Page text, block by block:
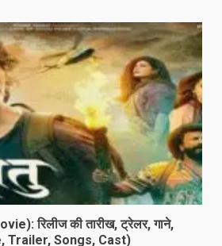
रिलीज की तारीख, ट्रेलर, गाने,
Trailer, Songs, Cast)